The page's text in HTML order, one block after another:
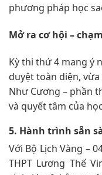
phương pháp học
Mở ra cơ hội –
Kỳ thi thứ 4 mang ý
duyệt toàn diện,
Như Cương – phần
và quyết tâm của
5. Hành trình sẵn
Với Bộ Lịch Vàng –
THPT Lương Thế